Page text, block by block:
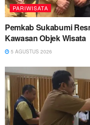
PARIWISATA
Pemkab Sukabumi
Kawasan Objek Wisata
5 AGUSTUS 2026